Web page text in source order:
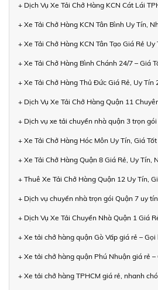
+ Dịch Vụ Xe Tải Chở Hàng KCN Cát Lái
+ Xe Tải Chở Hàng KCN Tân Bình Uy Tín,
+ Xe Tải Chở Hàng KCN Tân Tạo Giá Rẻ
+ Xe Tải Chở Hàng Bình Chánh 24/7 – Giá
+ Xe Tải Chở Hàng Thủ Đức Giá Rẻ, Uy Tín
+ Dịch Vụ Xe Tải Chở Hàng Quận 11
+ Dịch vụ xe tải chuyển nhà quận 3 trọn
+ Xe Tải Chở Hàng Hóc Môn Uy Tín, Giá
+ Xe Tải Chở Hàng Quận 8 Giá Rẻ, Uy Tín,
+ Thuê Xe Tải Chở Hàng Quận 12 Uy Tín,
+ Dịch vụ chuyển nhà trọn gói Quận 7 uy
+ Dịch Vụ Xe Tải Chuyển Nhà Quận 1 Giá
+ Xe tải chở hàng quận Gò Vấp giá rẻ – Gọi
+ Xe tải chở hàng quận Phú Nhuận giá rẻ –
+ Xe tải chở hàng TPHCM giá rẻ, nhanh